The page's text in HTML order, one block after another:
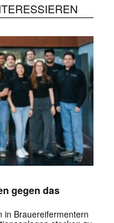
gegen das
in Brauereifermentern